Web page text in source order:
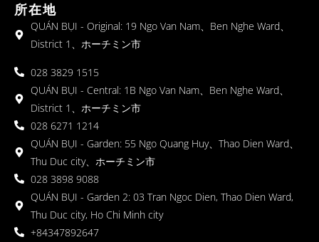
所在地
QUÁN BỤI - Original: 19 Ngo Van Nam、Ben Nghe Ward、
District 1、ホーチミン市
028 3829 1515
QUÁN BỤI - Central: 1B Ngo Van Nam、Ben Nghe Ward、
District 1、ホーチミン市
028 6271 1214
QUÁN BỤI - Garden: 55 Ngo Quang Huy、Thao Dien Ward、
Thu Duc city、ホーチミン市
028 3898 9088
QUÁN BỤI - Garden 2: 03 Tran Ngoc Dien, Thao Dien Ward,
Thu Duc city, Ho Chi Minh city
+84347892647